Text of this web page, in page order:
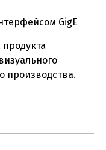
GigE
производства.